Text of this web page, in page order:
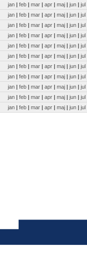
jan | feb | mar | apr | maj | jun | jul
jan | feb | mar | apr | maj | jun | jul
jan | feb | mar | apr | maj | jun | jul
jan | feb | mar | apr | maj | jun | jul
jan | feb | mar | apr | maj | jun | jul
jan | feb | mar | apr | maj | jun | jul
jan | feb | mar | apr | maj | jun | jul
jan | feb | mar | apr | maj | jun | jul
jan | feb | mar | apr | maj | jun | jul
jan | feb | mar | apr | maj | jun | jul
jan | feb | mar | apr | maj | jun | jul